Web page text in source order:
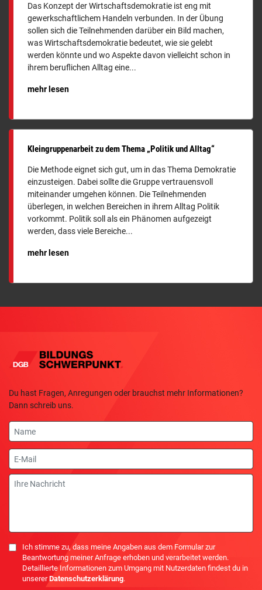
Das Konzept der Wirtschaftsdemokratie ist eng mit
gewerkschaftlichem Handeln verbunden. In der Übung
sollen sich die Teilnehmenden darüber ein Bild machen,
was Wirtschaftsdemokratie bedeutet, wie sie gelebt
werden könnte und wo Aspekte davon vielleicht schon in
ihrem beruflichen Alltag eine...
mehr lesen
Kleingruppenarbeit zu dem Thema „Politik und Alltag“
Die Methode eignet sich gut, um in das Thema Demokratie
einzusteigen. Dabei sollte die Gruppe vertrauensvoll
miteinander umgehen können. Die Teilnehmenden
überlegen, in welchen Bereichen in ihrem Alltag Politik
vorkommt. Politik soll als ein Phänomen aufgezeigt
werden, dass viele Bereiche...
mehr lesen
Du hast Fragen, Anregungen oder brauchst mehr Informationen?
Dann schreib uns.
Name
E-
Mail
Nachricht
Einwilligung
Ich stimme zu, dass meine Angaben aus dem Formular zur
Beantwortung meiner Anfrage erhoben und verarbeitet werden.
Detaillierte Informationen zum Umgang mit Nutzerdaten findest du in
unsererDatenschutzerklärung.